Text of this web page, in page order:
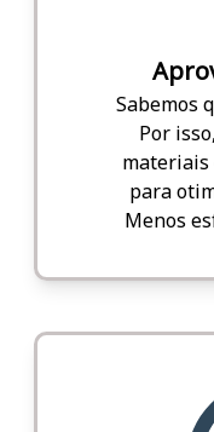
Sabemos
Por
materiais
para
Menos